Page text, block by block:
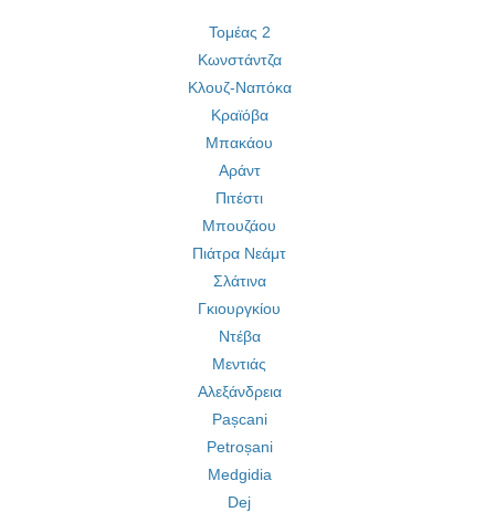
Τομέας 2
Κωνστάντζα
Κλουζ-Ναπόκα
Κραϊόβα
Μπακάου
Αράντ
Πιτέστι
Μπουζάου
Πιάτρα Νεάμτ
Σλάτινα
Γκιουργκίου
Ντέβα
Μεντιάς
Αλεξάνδρεια
Pașcani
Petroșani
Medgidia
Dej